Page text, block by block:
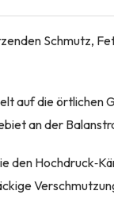
Schmutz,
auf die örtlichen
an der
den